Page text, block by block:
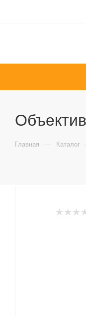
Главная — Каталог